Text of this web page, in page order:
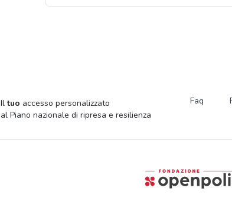
Iltuo accesso personalizzato
al Piano nazionale di ripresa e resilienza
Faq